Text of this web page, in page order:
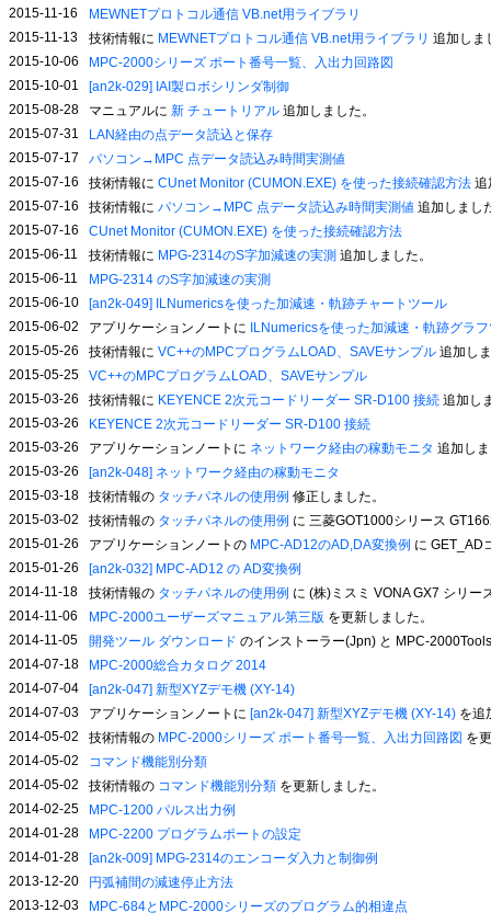
2015-11-16
MEWNETプロトコル通信 VB.net用ライブラリ
2015-11-13
技術情報に MEWNETプロトコル通信 VB.net用ライブラリ 追加しま
2015-10-06
MPC-2000シリーズ ポート番号一覧、入出力回路図
2015-10-01
[an2k-029] IAI製ロボシリンダ制御
2015-08-28
マニュアルに 新 チュートリアル 追加しました。
2015-07-31
LAN経由の点データ読込と保存
2015-07-17
パソコン→MPC 点データ読込み時間実測値
2015-07-16
技術情報に CUnet Monitor (CUMON.EXE) を使った接続確認方法 追
2015-07-16
技術情報に パソコン→MPC 点データ読込み時間実測値 追加しまし
2015-07-16
CUnet Monitor (CUMON.EXE) を使った接続確認方法
2015-06-11
技術情報に MPG-2314のS字加減速の実測 追加しました。
2015-06-11
MPG-2314 のS字加減速の実測
2015-06-10
[an2k-049] ILNumericsを使った加減速・軌跡チャートツール
2015-06-02
アプリケーションノートに
ILNumericsを使った加減速・軌跡グラ
2015-05-26
技術情報に VC++のMPCプログラムLOAD、SAVEサンプル 追加し
2015-05-25
VC++のMPCプログラムLOAD、SAVEサンプル
2015-03-26
技術情報に KEYENCE 2次元コードリーダー SR-D100 接続 追加し
2015-03-26
KEYENCE 2次元コードリーダー SR-D100 接続
2015-03-26
アプリケーションノートに ネットワーク経由の稼動モニタ 追加し
2015-03-26
[an2k-048] ネットワーク経由の稼動モニタ
2015-03-18
技術情報の タッチパネルの使用例 修正しました。
2015-03-02
技術情報の タッチパネルの使用例 に 三菱GOT1000シリース
2015-01-26
アプリケーションノートの MPC-AD12のAD,DA変換例 に GET_AD
2015-01-26
[an2k-032] MPC-AD12 の AD変換例
2014-11-18
技術情報の タッチパネルの使用例 に (株)ミスミ VONA GX7 シリー
2014-11-06
MPC-2000ユーザーズマニュアル第三版 を更新しました。
2014-11-05
開発ツール ダウンロード のインストーラー(Jpn) と MPC-
2014-07-18
MPC-2000総合カタログ 2014
2014-07-04
[an2k-047] 新型XYZデモ機 (XY-14)
2014-07-03
アプリケーションノートに [an2k-047] 新型XYZデモ機 (XY-14) を追
2014-05-02
技術情報の MPC-2000シリーズ ポート番号一覧、入出力回路図 を
2014-05-02
コマンド機能別分類
2014-05-02
技術情報の コマンド機能別分類 を更新しました。
2014-02-25
MPC-1200 パルス出力例
2014-01-28
MPC-2200 プログラムポートの設定
2014-01-28
[an2k-009] MPG-2314のエンコーダ入力と制御例
2013-12-20
円弧補間の減速停止方法
2013-12-03
MPC-684とMPC-2000シリーズのプログラム的相違点